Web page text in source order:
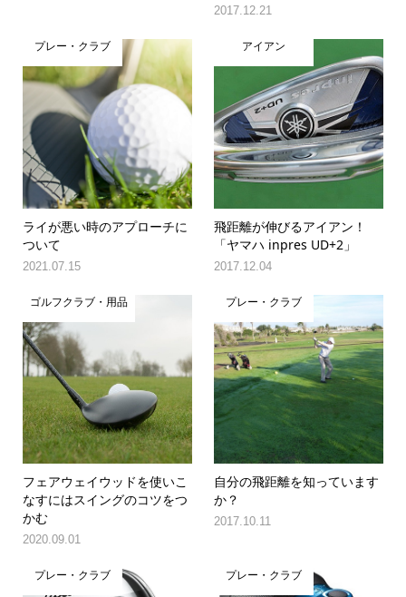
2017.12.21
プレー・クラブ
ライが悪い時のアプローチに
ついて
2021.07.15
アイアン
飛距離が伸びるアイアン！
「ヤマハ inpres UD+2」
2017.12.04
ゴルフクラブ・用品
フェアウェイウッドを使いこ
なすにはスイングのコツをつ
かむ
2020.09.01
プレー・クラブ
自分の飛距離を知っています
か？
2017.10.11
プレー・クラブ プレー・クラブ